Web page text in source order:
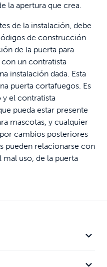
la apertura que crea.
de la instalación, debe
de construcción
de la puerta para
un contratista
instalación dada. Esta
puerta cortafuegos. Es
el contratista
pueda estar presente
mascotas, y cualquier
cambios posteriores
pueden relacionarse con
uso, de la puerta